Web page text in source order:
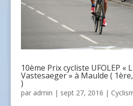
10ème Prix cycliste UFOLEP «
Vastesaeger » à Maulde (
)
par admin | sept 27, 2016 |